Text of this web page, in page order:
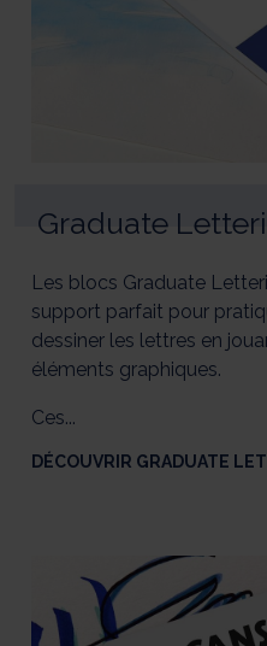
Graduate
Les blocs Graduate
support parfait pour
dessiner les lettres en
éléments graphiques.
Ces...
DÉCOUVRIR GRADUATE